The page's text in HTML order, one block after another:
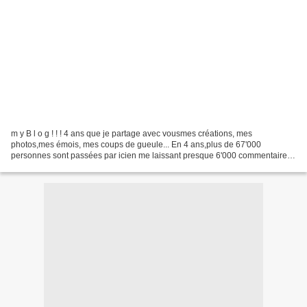
m y B l o g ! ! ! 4 ans que je partage avec vousmes créations, mes
photos,mes émois, mes coups de gueule... En 4 ans,plus de 67'000
personnes sont passées par icien me laissant presque 6'000 commentaires